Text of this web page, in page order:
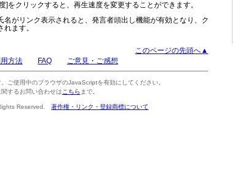
]をクリックすると、再生速度を変更することができます。
名がリンク表示されると、発言者頭出し機能が有効となり、ク
ます。
このページの先頭へ▲
方法 FAQ ご意見・ご感想
ご使用中のブラウザのJavaScriptを有効にしてください。
するお問い合わせは こちら まで。
Reserved. 著作権・リンク・登録商標について